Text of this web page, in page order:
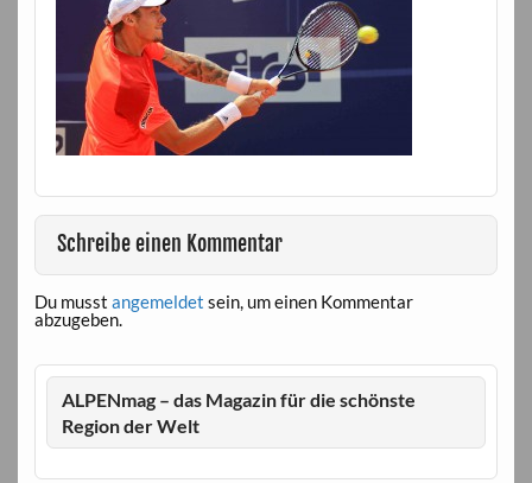
Schreibe einen Kommentar
Du musst angemeldet sein, um einen Kommentar
abzugeben.
ALPENmag – das Magazin für die schönste
Region der Welt